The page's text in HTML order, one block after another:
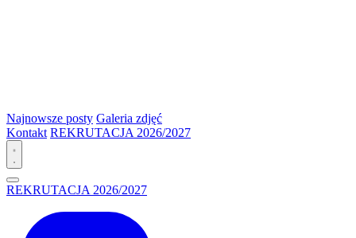
Najnowsze posty Galeria zdjęć
Kontakt REKRUTACJA 2026/2027
REKRUTACJA 2026/2027